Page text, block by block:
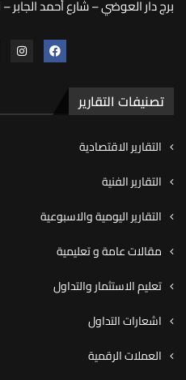
برج دار العوضي – شارع أحمد الجابر
تصنيفات التقارير
التقارير الاقتصادية
التقارير الفنية
التقارير اليومية والاسبوعية
مقالات عامة و تعليمية
تعليم الاستثمار والتداول
اشعارات التداول
العملات الرقمية